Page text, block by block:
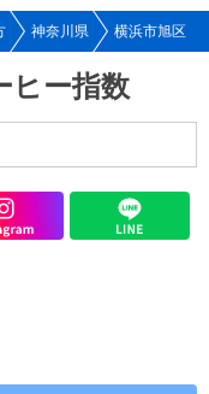
神奈川県 横浜市旭区
ヒー指数